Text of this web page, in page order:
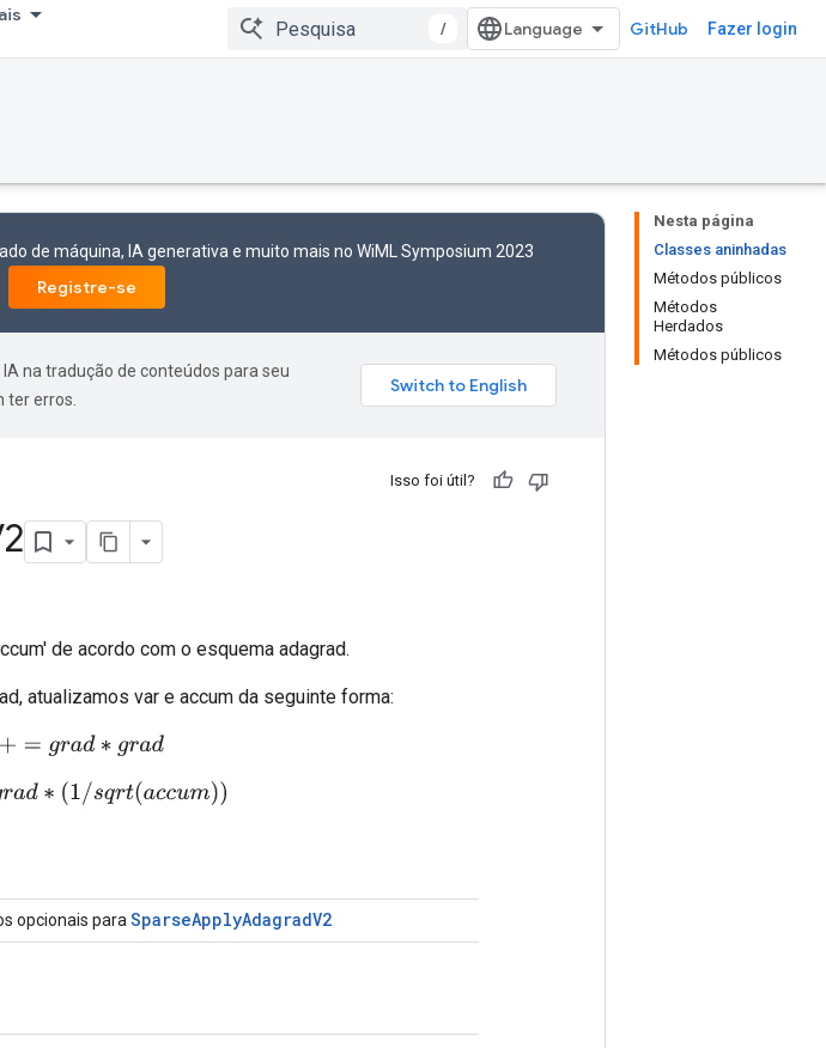
/ GitHub Fazer login
Nesta página
Classes aninhadas
Métodos públicos
Métodos
Herdados
Métodos públicos
de máquina, IA generativa e muito mais no WiML Symposium 2023
Registre-se
na tradução de conteúdos para seu
ter erros.
Isso foi útil?
de acordo com o esquema adagrad.
atualizamos var e accum da seguinte forma:
m += grad∗grad
rad∗(1 /s qrt(accum))
opcionais para SparseApplyAdagradV2